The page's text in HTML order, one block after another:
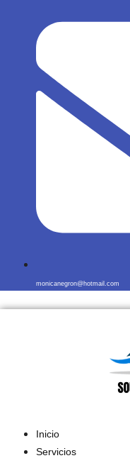
monicanegron@hotmail.com
Inicio
Servicios